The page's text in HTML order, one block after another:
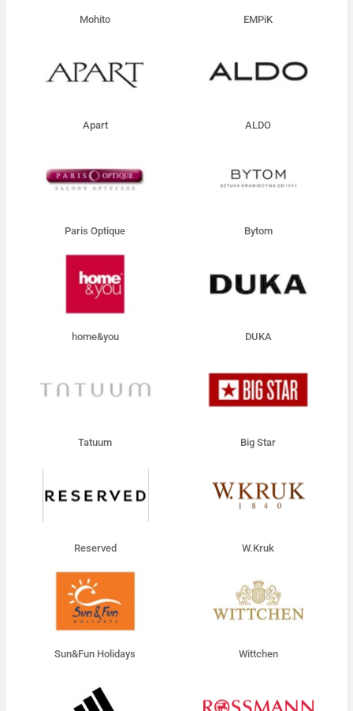
Mohito EMPiK
Apart ALDO
Paris Optique Bytom
home&you DUKA
Tatuum Big Star
Reserved W.Kruk
Sun&Fun Holidays Wittchen